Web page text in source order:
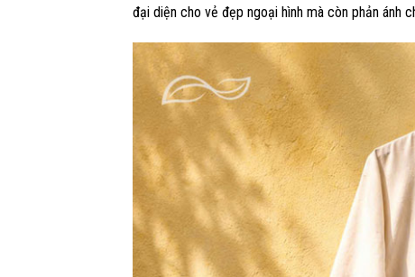
đại diện cho vẻ đẹp ngoại hình mà còn phản ánh